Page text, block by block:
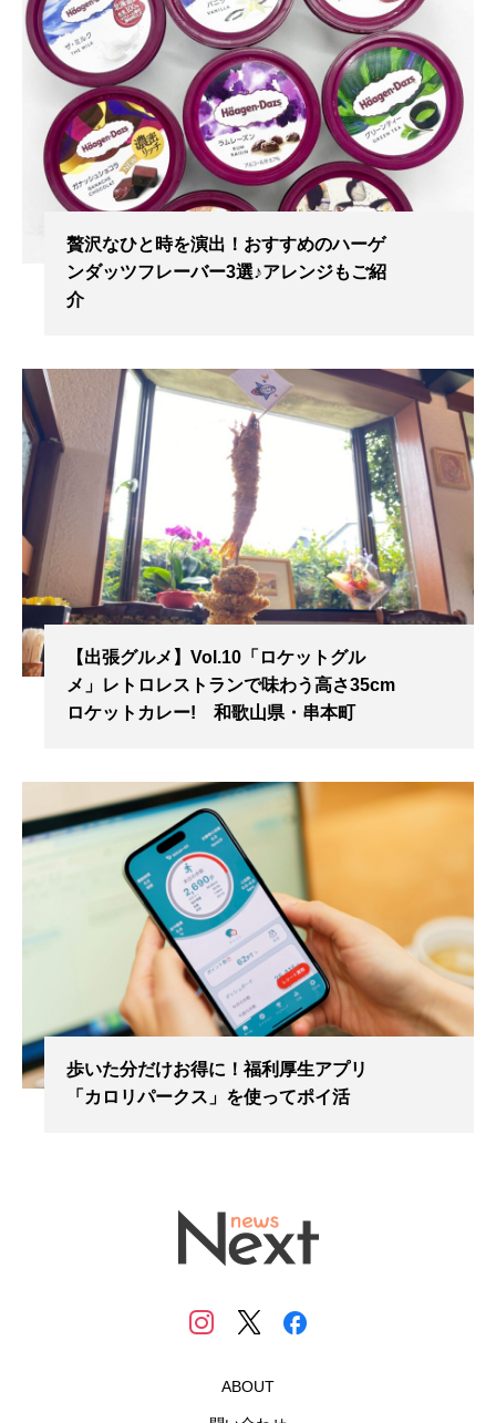
贅沢なひと時を演出！おすすめのハーゲ
ンダッツフレーバー3選♪アレンジもご紹
介
【出張グルメ】Vol.10「ロケットグル
メ」レトロレストランで味わう高さ35cm
ロケットカレー! 和歌山県・串本町
歩いた分だけお得に！福利厚生アプリ
「カロリパークス」を使ってポイ活
ABOUT